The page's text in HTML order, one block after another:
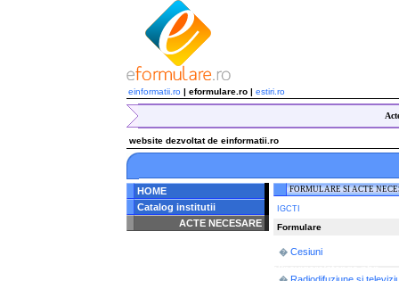
einformatii.ro | eformulare.ro | estiri.ro
website dezvoltat de einformatii.ro
HOME
Catalog institutii
ACTE NECESARE
FORMULARE SI ACTE
IGCTI
Formulare
� Cesiuni